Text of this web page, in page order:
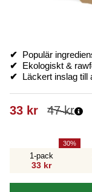
✔
Populär
✔
Ekologiskt &
✔
Läckert inslag till
47kr
33 kr
1-pack
33 kr
30